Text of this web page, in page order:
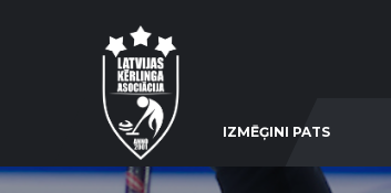
IZMĒĢINI PATS